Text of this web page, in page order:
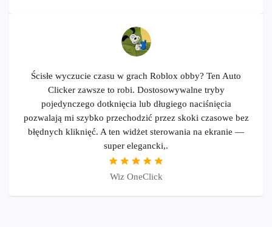
Ścisłe wyczucie czasu w grach Roblox obby? Ten Auto
Clicker zawsze to robi. Dostosowywalne tryby
pojedynczego dotknięcia lub długiego naciśnięcia
pozwalają mi szybko przechodzić przez skoki czasowe bez
błędnych kliknięć. A ten widżet sterowania na ekranie —
super elegancki,.
Wiz OneClick